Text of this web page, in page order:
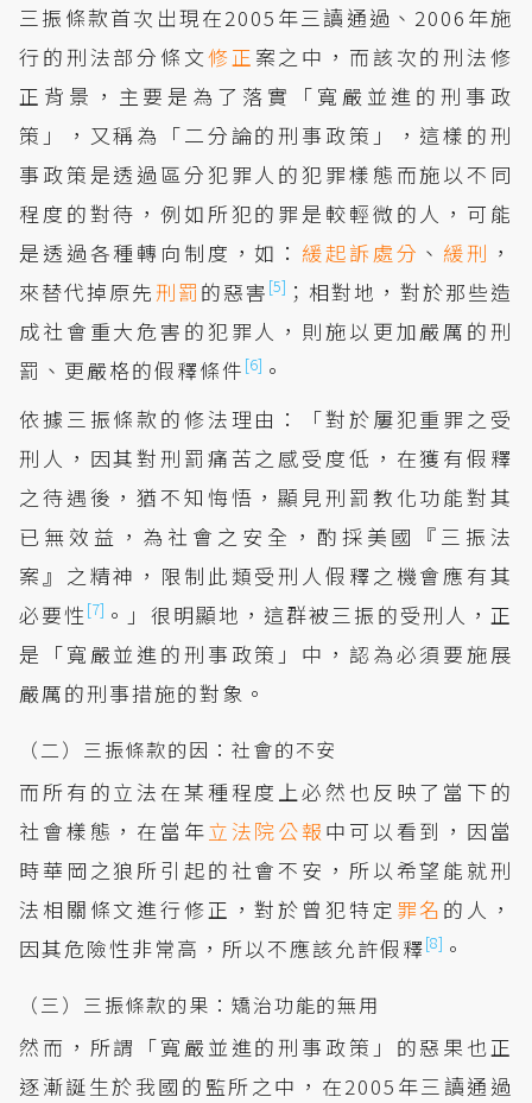
三振條款首次出現在2005年三讀通過、2006年施
行的刑法部分條文修正 案之中，而該次的刑法修
正背景，主要是為了落實「寬嚴並進的刑事政
策」，又稱為「二分論的刑事政策」，這樣的刑
事政策是透過區分犯罪人的犯罪樣態而施以不同
程度的對待，例如所犯的罪是較輕微的人，可能
是透過各種轉向制度，如： 緩起訴處分 、 緩刑 ，
來替代掉原先 刑罰 的惡害 [5] ；相對地，對於那些造
成社會重大危害的犯罪人，則施以更加嚴厲的刑
罰、更嚴格的假釋條件 [6] 。
依據三振條款的修法理由：「對於屢犯重罪之受
刑人，因其對刑罰痛苦之感受度低，在獲有假釋
之待遇後，猶不知悔悟，顯見刑罰教化功能對其
已無效益，為社會之安全，酌採美國『三振法
案』之精神，限制此類受刑人假釋之機會應有其
必要性 [7] 。」很明顯地，這群被三振的受刑人，正
是「寬嚴並進的刑事政策」中，認為必須要施展
嚴厲的刑事措施的對象。
（二）三振條款的因：社會的不安
而所有的立法在某種程度上必然也反映了當下的
社會樣態，在當年立法院公報 中可以看到，因當
時華岡之狼所引起的社會不安，所以希望能就刑
法相關條文進行修正，對於曾犯特定 罪名 的人，
因其危險性非常高，所以不應該允許假釋[8] 。
（三）三振條款的果：矯治功能的無用
然而，所謂「寬嚴並進的刑事政策」的惡果也正
逐漸誕生於我國的監所之中，在2005年三讀通過